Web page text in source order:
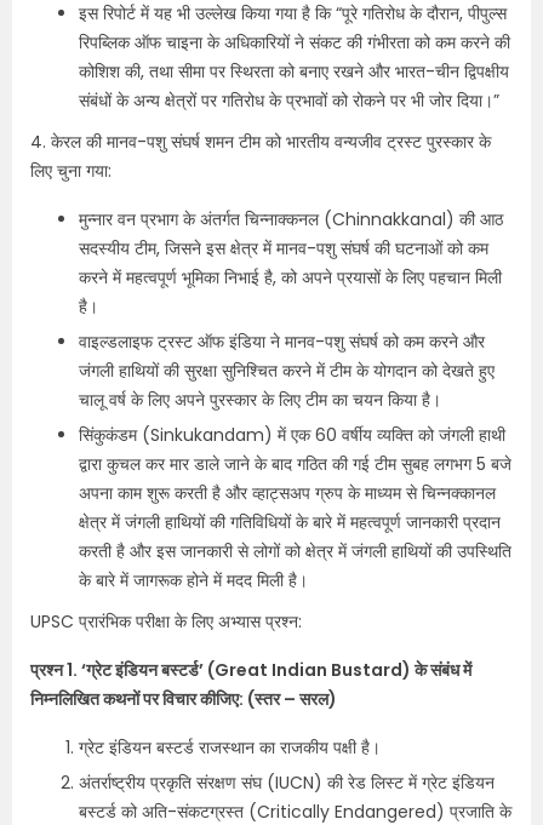
इस रिपोर्ट में यह भी उल्लेख किया गया है कि “पूरे गतिरोध के दौरान, पीपुल्स
रिपब्लिक ऑफ चाइना के अधिकारियों ने संकट की गंभीरता को कम करने की
कोशिश की, तथा सीमा पर स्थिरता को बनाए रखने और भारत-चीन द्विपक्षीय
संबंधों के अन्य क्षेत्रों पर गतिरोध के प्रभावों को रोकने पर भी जोर दिया।”
4. केरल की मानव-पशु संघर्ष शमन टीम को भारतीय वन्यजीव ट्रस्ट पुरस्कार के
लिए चुना गया:
मुन्नार वन प्रभाग के अंतर्गत चिन्नाक्कनल (Chinnakkanal) की आठ
सदस्यीय टीम, जिसने इस क्षेत्र में मानव-पशु संघर्ष की घटनाओं को कम
करने में महत्वपूर्ण भूमिका निभाई है, को अपने प्रयासों के लिए पहचान मिली
है।
वाइल्डलाइफ ट्रस्ट ऑफ इंडिया ने मानव-पशु संघर्ष को कम करने और
जंगली हाथियों की सुरक्षा सुनिश्चित करने में टीम के योगदान को देखते हुए
चालू वर्ष के लिए अपने पुरस्कार के लिए टीम का चयन किया है।
सिंकुकंडम (Sinkukandam) में एक 60 वर्षीय व्यक्ति को जंगली हाथी
द्वारा कुचल कर मार डाले जाने के बाद गठित की गई टीम सुबह लगभग 5 बजे
अपना काम शुरू करती है और व्हाट्सअप ग्रुप के माध्यम से चिन्नक्कानल
क्षेत्र में जंगली हाथियों की गतिविधियों के बारे में महत्वपूर्ण जानकारी प्रदान
करती है और इस जानकारी से लोगों को क्षेत्र में जंगली हाथियों की उपस्थिति
के बारे में जागरूक होने में मदद मिली है।
UPSC प्रारंभिक परीक्षा के लिए अभ्यास प्रश्न:
प्रश्न 1. ‘ग्रेट इंडियन बस्टर्ड’ (Great Indian Bustard) के संबंध में
निम्नलिखित कथनों पर विचार कीजिए: (स्तर – सरल)
ग्रेट इंडियन बस्टर्ड राजस्थान का राजकीय पक्षी है।
अंतर्राष्ट्रीय प्रकृति संरक्षण संघ (IUCN) की रेड लिस्ट में ग्रेट इंडियन
बस्टर्ड को अति-संकटग्रस्त (Critically Endangered) प्रजाति के